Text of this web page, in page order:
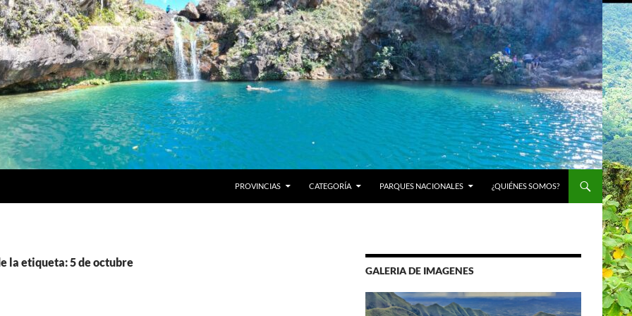
PROVINCIAS CATEGORÍA PARQUES NACIONALES ¿QUIÉNES SOMOS?
la etiqueta: 5 de octubre
GALERIA DE IMAGENES